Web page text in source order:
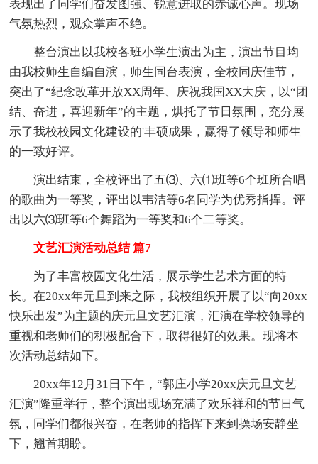
表现出了同学们奋发图强、锐意进取的赤诚心声。现场
气氛热烈，观众掌声不绝。
整台演出以我校各班小学生演出为主，演出节目均
由我校师生自编自演，师生同台表演，全校同庆佳节，
突出了“纪念改革开放XX周年、庆祝我国XX大庆，以“团
结、奋进，喜迎新年”的主题，烘托了节日氛围，充分展
示了我校校园文化建设的'丰硕成果，赢得了领导和师生
的一致好评。
演出结束，全校评出了五⑶、六⑴班等6个班所合唱
的歌曲为一等奖，评出以韦洁等6名同学为优秀指挥。评
出以六⑶班等6个舞蹈为一等奖和6个二等奖。
文艺汇演活动总结 篇7
为了丰富校园文化生活，展示学生艺术方面的特
长。在20xx年元旦到来之际，我校组织开展了以“向20xx
快乐出发”为主题的庆元旦文艺汇演，汇演在学校领导的
重视和老师们的积极配合下，取得很好的效果。现将本
次活动总结如下。
20xx年12月31日下午，“郭庄小学20xx庆元旦文艺
汇演”隆重举行，整个演出现场充满了欢乐祥和的节日气
氛，同学们都很兴奋，在老师的指挥下来到操场安静坐
下，翘首期盼。